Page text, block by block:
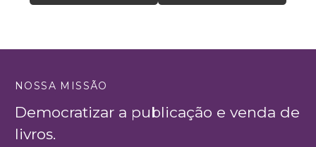
NOSSA MISSÃO
Democratizar a publicação e venda de
livros.